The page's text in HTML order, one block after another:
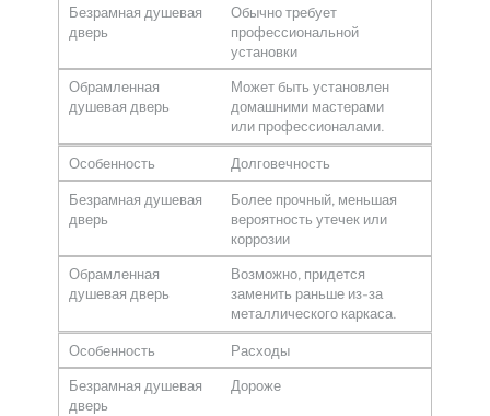
Безрамная душевая
дверь
Обычно требует
профессиональной
установки
Обрамленная
душевая дверь
Может быть установлен
домашними мастерами
или профессионалами.
Особенность Долговечность
Безрамная душевая
дверь
Более прочный, меньшая
вероятность утечек или
коррозии
Обрамленная
душевая дверь
Возможно, придется
заменить раньше из-за
металлического каркаса.
Особенность Расходы
Безрамная душевая
дверь
Дороже